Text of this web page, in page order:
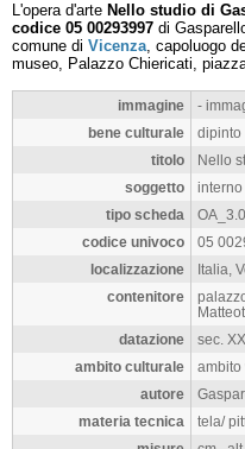
L'opera d'arte Nello studio di
codice 05 00293997 di
comune di Vicenza, capoluogo
museo, Palazzo Chiericati,
immagine
-
bene culturale
dipinto
titolo
Nello
soggetto
interno
tipo scheda
codice univoco
05
localizzazione
Italia,
contenitore
datazione
sec.
ambito culturale
ambito
autore
materia tecnica
tela/